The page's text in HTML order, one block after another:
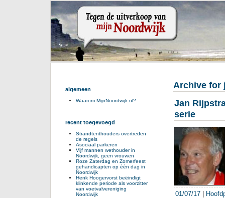
Archive for
Jan
serie
01/07/17
algemeen
Waarom MijnNoordwijk.nl?
recent toegevoegd
Strandtenthouders overtreden
de regels
Asociaal parkeren
Vijf mannen wethouder in
Noordwijk, geen vrouwen
Roze Zaterdag en Zomerfeest
gehandicapten op één dag in
Noordwijk
Henk Hoogervorst beëindigt
klinkende periode als voorzitter
van voetvalvereniging
Noordwijk